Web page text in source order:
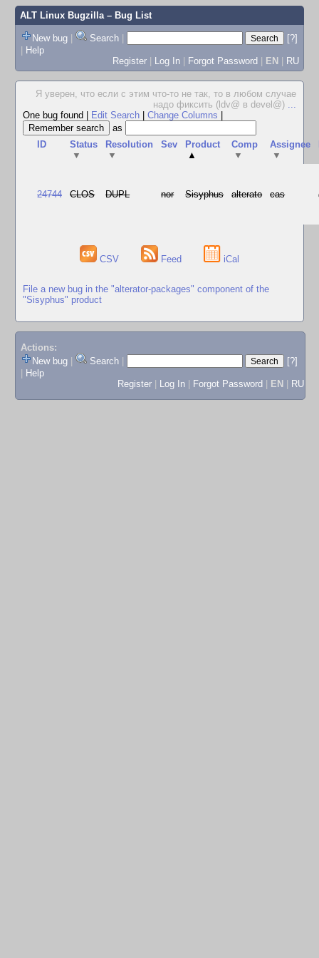
ALT Linux Bugzilla– Bug List
New bug | Search |
[?]
| Help
Register | Log In | Forgot Password | EN | RU
Я уверен, что если с этим что-то не так, то в любом случае
надо фиксить (ldv@ в devel@) ...
One bug found
Edit Search Change Columns
as
ID
Status
▼
Resolution
▼
Sev
Product
▲
Comp
▼
Assignee
▼
24744 CLOS DUPL nor Sisyphus alterato cas
CSV Feed iCal
File a new bug in the "alterator-packages" component of the
"Sisyphus" product
Actions:
New bug
Search
[?]
Help
Register
Log In Forgot Password EN RU